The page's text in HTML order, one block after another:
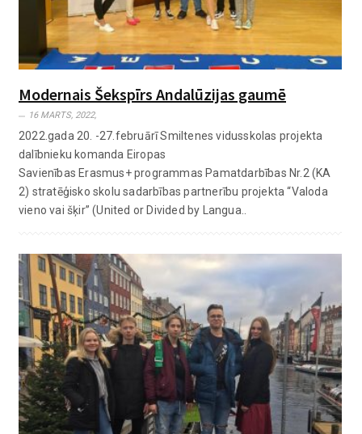
Modernais Šekspīrs Andalūzijas gaumē
16 MARTS, 2022,
2022.gada 20. -27.februārī Smiltenes vidusskolas projekta
dalībnieku komanda Eiropas
Savienības Erasmus+ programmas Pamatdarbības Nr.2 (KA
2) stratēģisko skolu sadarbības partnerību projekta “Valoda
vieno vai šķir” (United or Divided by Langua..